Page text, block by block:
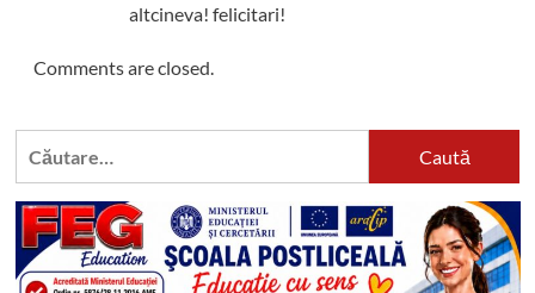
altcineva! felicitari!
Comments are closed.
Caută